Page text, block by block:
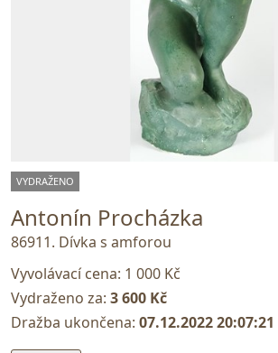
VYDRAŽENO
Antonín Procházka
86911. Dívka s amforou
Vyvolávací cena: 1 000 Kč
Vydraženo za: 3 600 Kč
Dražba ukončena: 07.12.2022 20:07:21